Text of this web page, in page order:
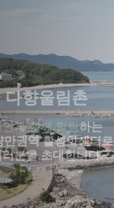
다향울림촌
과 함께 힐링하는
만권역 활성화센터로
분을 초대합니다.